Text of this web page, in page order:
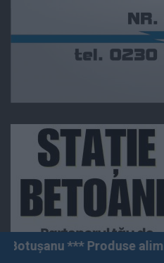
alimentare și